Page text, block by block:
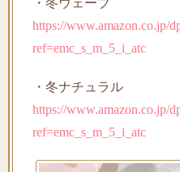
・冬ウェーブ
https://www.amazon.co.jp/
ref=emc_s_m_5_i_atc
・冬ナチュラル
https://www.amazon.co.jp/
ref=emc_s_m_5_i_atc